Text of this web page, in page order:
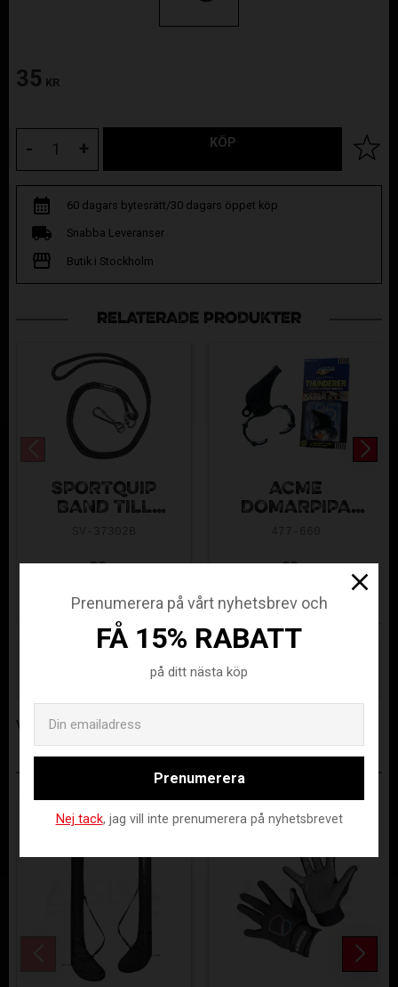
35 KR
+
- KÖP Lägg
60 dagars bytesrätt/30 dagars öppet köp
Snabba Leveranser
Butik i Stockholm
RELATERADE PRODUKTER
SPORTQUIP
BAND TILL
39
ACME
DOMARPIPA
99
Visa alla produkter från Ultimate Nordic AS
ANDRA KÖPTE ÄVEN
Prenumerera på vårt nyhetsbrev och
FÅ 15% RABATT
på ditt nästa köp
Prenumerera
Nej tack, jag vill inte prenumerera på nyhetsbrevet